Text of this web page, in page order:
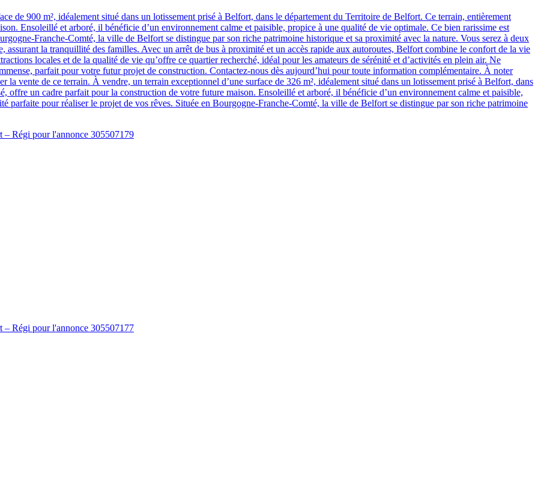
de 900 m², idéalement situé dans un lotissement prisé à Belfort, dans le département du Territoire de Belfort. Ce terrain, entièrement
Ensoleillé et arboré, il bénéficie d’un environnement calme et paisible, propice à une qualité de vie optimale. Ce bien rarissime est
Franche-Comté, la ville de Belfort se distingue par son riche patrimoine historique et sa proximité avec la nature. Vous serez à deux
assurant la tranquillité des familles. Avec un arrêt de bus à proximité et un accès rapide aux autoroutes, Belfort combine le confort de la vie
locales et de la qualité de vie qu’offre ce quartier recherché, idéal pour les amateurs de sérénité et d’activités en plein air. Ne
parfait pour votre futur projet de construction. Contactez-nous dès aujourd’hui pour toute information complémentaire. À noter
la vente de ce terrain. À vendre, un terrain exceptionnel d’une surface de 326 m², idéalement situé dans un lotissement prisé à Belfort, dans
offre un cadre parfait pour la construction de votre future maison. Ensoleillé et arboré, il bénéficie d’un environnement calme et paisible,
parfaite pour réaliser le projet de vos rêves. Située en Bourgogne-Franche-Comté, la ville de Belfort se distingue par son riche patrimoine